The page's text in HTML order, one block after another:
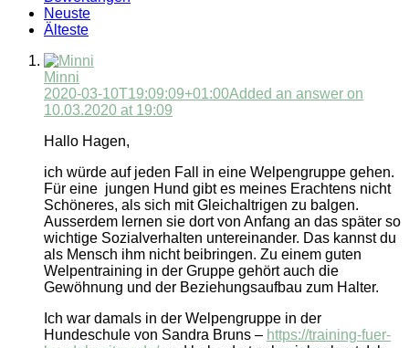
Neuste
Älteste
Minni
2020-03-10T19:09:09+01:00Added an answer on
10.03.2020 at 19:09
Hallo Hagen,
ich würde auf jeden Fall in eine Welpengruppe gehen.
Für eine jungen Hund gibt es meines Erachtens nicht
Schöneres, als sich mit Gleichaltrigen zu balgen.
Ausserdem lernen sie dort von Anfang an das später so
wichtige Sozialverhalten untereinander. Das kannst du
als Mensch ihm nicht beibringen. Zu einem guten
Welpentraining in der Gruppe gehört auch die
Gewöhnung und der Beziehungsaufbau zum Halter.
Ich war damals in der Welpengruppe in der
Hundeschule von Sandra Bruns – https://training-fuer-